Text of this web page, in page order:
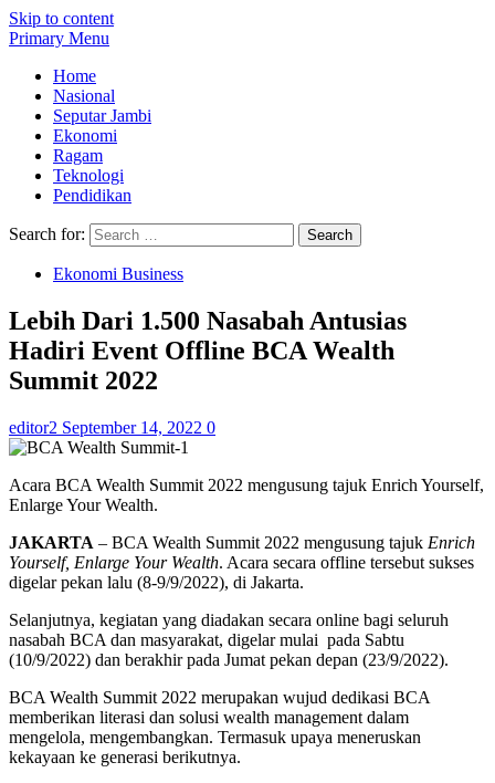
Skip to content
Primary Menu
Home
Nasional
Seputar Jambi
Ekonomi
Ragam
Teknologi
Pendidikan
Search for:
Ekonomi Business
Lebih Dari 1.500 Nasabah Antusias
Hadiri Event Offline BCA Wealth
Summit 2022
editor2 September 14, 2022 0
Acara BCA Wealth Summit 2022 mengusung tajuk Enrich Yourself,
Enlarge Your Wealth.
JAKARTA – BCA Wealth Summit 2022 mengusung tajuk Enrich
Yourself, Enlarge Your Wealth. Acara secara offline tersebut sukses
digelar pekan lalu (8-9/9/2022), di Jakarta.
Selanjutnya, kegiatan yang diadakan secara online bagi seluruh
nasabah BCA dan masyarakat, digelar mulai pada Sabtu
(10/9/2022) dan berakhir pada Jumat pekan depan (23/9/2022).
BCA Wealth Summit 2022 merupakan wujud dedikasi BCA
memberikan literasi dan solusi wealth management dalam
mengelola, mengembangkan. Termasuk upaya meneruskan
kekayaan ke generasi berikutnya.